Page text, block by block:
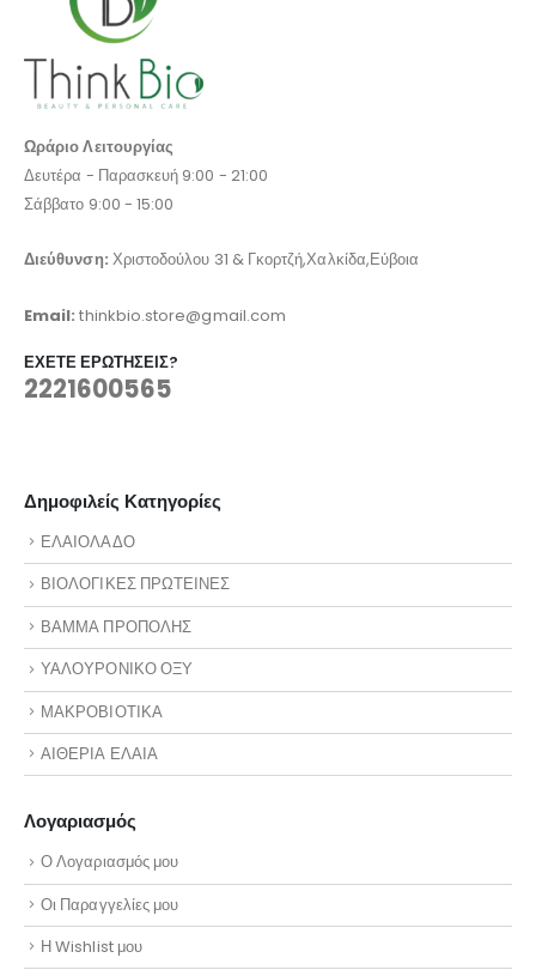
Ωράριο Λειτουργίας
Δευτέρα - Παρασκευή 9:00 - 21:00
Σάββατο 9:00 - 15:00
Διεύθυνση: Χριστοδούλου 31 & Γκορτζή,Χαλκίδα,Εύβοια
Email:thinkbio.store@gmail.com
ΈΧΕΤΕ ΕΡΩΤΉΣΕΙΣ?
2221600565
Δημοφιλείς Κατηγορίες
ΕΛΑΙΟΛΑΔΟ
ΒΙΟΛΟΓΙΚΕΣ ΠΡΩΤΕΙΝΕΣ
ΒΑΜΜΑ ΠΡΟΠΟΛΗΣ
ΥΑΛΟΥΡΟΝΙΚΟ ΟΞΥ
ΜΑΚΡΟΒΙΟΤΙΚΑ
ΑΙΘΕΡΙΑ ΕΛΑΙΑ
Λογαριασμός
Ο Λογαριασμός μου
Οι Παραγγελίες μου
Η Wishlist μου